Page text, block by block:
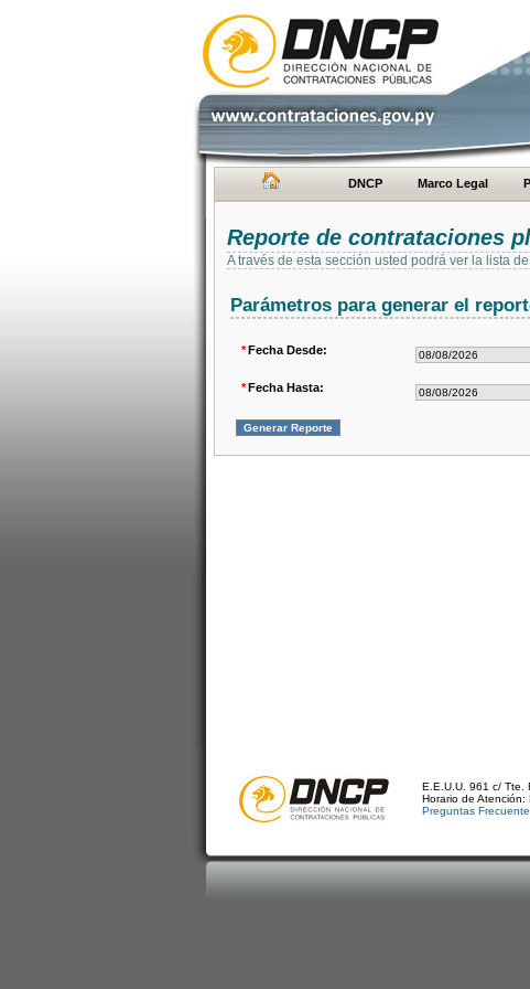
DNCP Marco Legal
Reporte de contrataciones
A través de esta sección usted podrá ver la lista
Parámetros para generar el
*Fecha Desde:
*Fecha Hasta:
E.E.U.U. 961 c/ Tte.
Horario de
Preguntas